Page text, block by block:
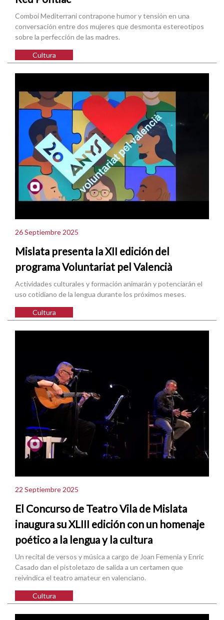
Comboi Mediterrani contrapone humor y tensión en una
conversación entre dos mujeres que desmonta estereotipos
sobre la perfección de las madres.
Cultura
26 Septiembre 2025
Mislata presenta la XII edición del
programa Voluntariat pel Valencià
Actividades culturales y formación animarán y potenciarán el
uso cotidiano de la lengua durante los próximos meses.
Cultura
22 Septiembre 2025
El Concurso de Teatro Vila de Mislata
inaugura su XLIII edición con un homenaje
poético a la lengua y la cultura
Un recital de versos y música a cargo de Joan Femenia y Enric
Casado dan el pistoletazo de salida a un certamen que
reivindica el teatro amateur en valenciano.
Cultura